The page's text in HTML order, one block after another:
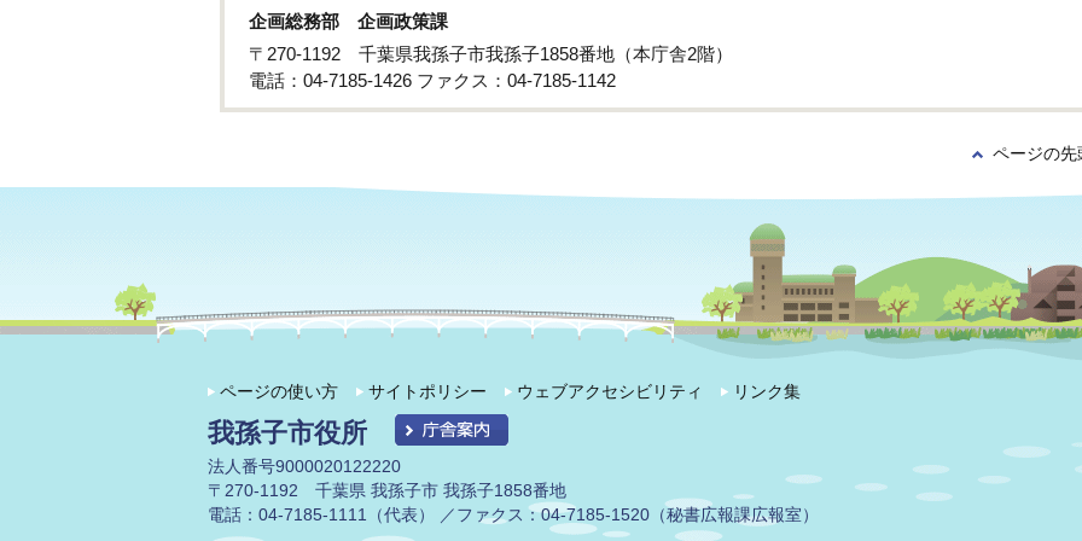
企画総務部 企画政策課
〒270-1192 千葉県我孫子市我孫子1858番地（本庁舎2階）
電話：04-7185-1426 ファクス：04-7185-1142
ページの先
ページの使い方 サイトポリシー ウェブアクセシビリティ リンク集
我孫子市役所
法人番号9000020122220
〒270-1192 千葉県 我孫子市 我孫子1858番地
電話：04-7185-1111（代表） ／ファクス：04-7185-1520（秘書広報課広報室）